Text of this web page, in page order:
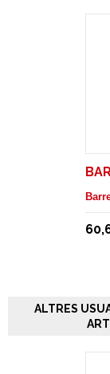
ALTRES